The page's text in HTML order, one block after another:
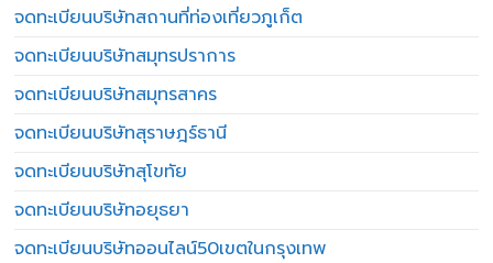
จดทะเบียนบริษัทสถานที่ท่องเที่ยวภูเก็ต
จดทะเบียนบริษัทสมุทรปราการ
จดทะเบียนบริษัทสมุทรสาคร
จดทะเบียนบริษัทสุราษฎร์ธานี
จดทะเบียนบริษัทสุโขทัย
จดทะเบียนบริษัทอยุธยา
จดทะเบียนบริษัทออนไลน์50เขตในกรุงเทพ